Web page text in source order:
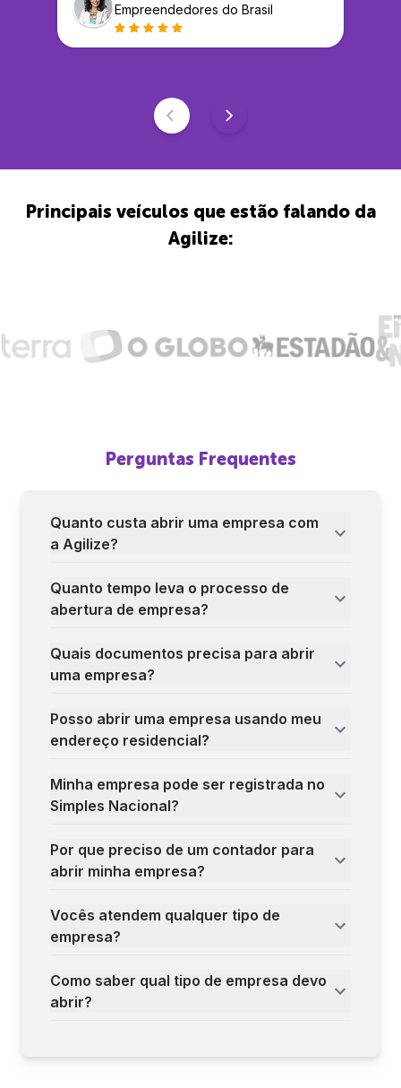
Empreendedores do Brasil
Principais veículos que estão falando da
Agilize:
Perguntas Frequentes
Quanto custa abrir uma empresa com
a Agilize?
Quanto tempo leva o processo de
abertura de empresa?
Quais documentos precisa para abrir
uma empresa?
Posso abrir uma empresa usando meu
endereço residencial?
Minha empresa pode ser registrada no
Simples Nacional?
Por que preciso de um contador para
abrir minha empresa?
Vocês atendem qualquer tipo de
empresa?
Como saber qual tipo de empresa devo
abrir?